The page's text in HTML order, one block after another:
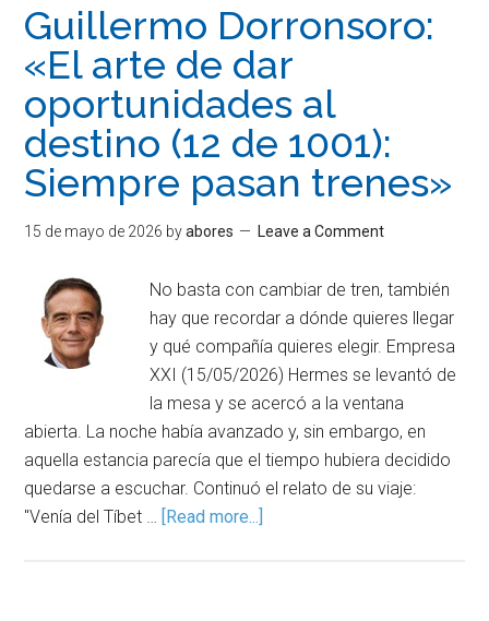
Guillermo Dorronsoro:
«El arte de dar
oportunidades al
destino (12 de 1001):
Siempre pasan trenes»
15 de mayo de 2026 byabores Leave a Comment
No basta con cambiar de tren, también
hay que recordar a dónde quieres llegar
y qué compañía quieres elegir. Empresa
XXI (15/05/2026) Hermes se levantó de
la mesa y se acercó a la ventana
abierta. La noche había avanzado y, sin embargo, en
aquella estancia parecía que el tiempo hubiera decidido
quedarse a escuchar. Continuó el relato de su viaje:
"Venía del Tíbet … [Read more...]